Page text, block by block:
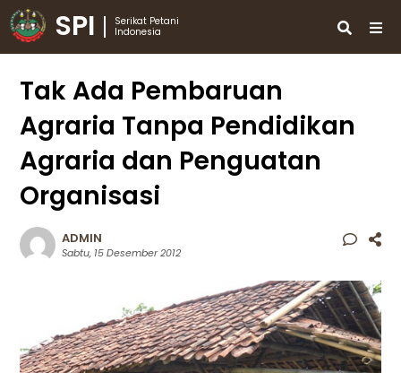
SPI
Serikat Petani
Indonesia
Tak Ada Pembaruan
Agraria Tanpa Pendidikan
Agraria dan Penguatan
Organisasi
ADMIN
Sabtu, 15 Desember 2012